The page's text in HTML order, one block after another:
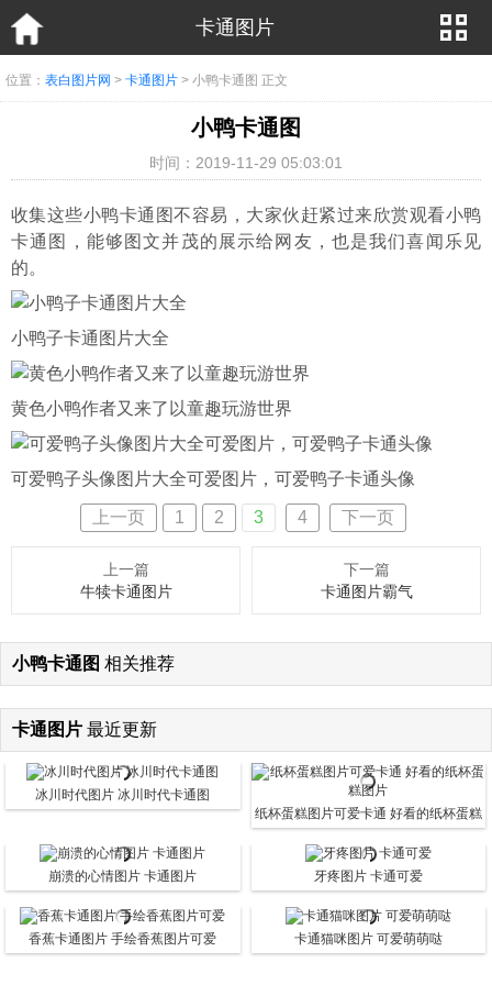
卡通图片
位置： 表白图片网 > 卡通图片 > 小鸭卡通图 正文
小鸭卡通图
时间：2019-11-29 05:03:01
收集这些小鸭卡通图不容易，大家伙赶紧过来欣赏观看小鸭
卡通图，能够图文并茂的展示给网友，也是我们喜闻乐见
的。
小鸭子卡通图片大全
黄色小鸭作者又来了以童趣玩游世界
可爱鸭子头像图片大全可爱图片，可爱鸭子卡通头像
上一页 1 2 3 4 下一页
上一篇
牛犊卡通图片
下一篇
卡通图片霸气
小鸭卡通图 相关推荐
卡通图片 最近更新
冰川时代图片 冰川时代卡通图
纸杯蛋糕图片可爱卡通 好看的纸杯蛋糕
崩溃的心情图片 卡通图片 牙疼图片 卡通可爱
香蕉卡通图片 手绘香蕉图片可爱 卡通猫咪图片 可爱萌萌哒